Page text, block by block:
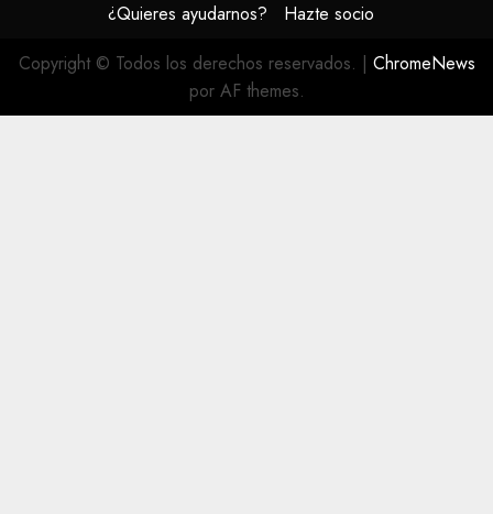
¿Quieres ayudarnos?
Hazte socio
Copyright © Todos los derechos reservados. | ChromeNews
por AF themes.